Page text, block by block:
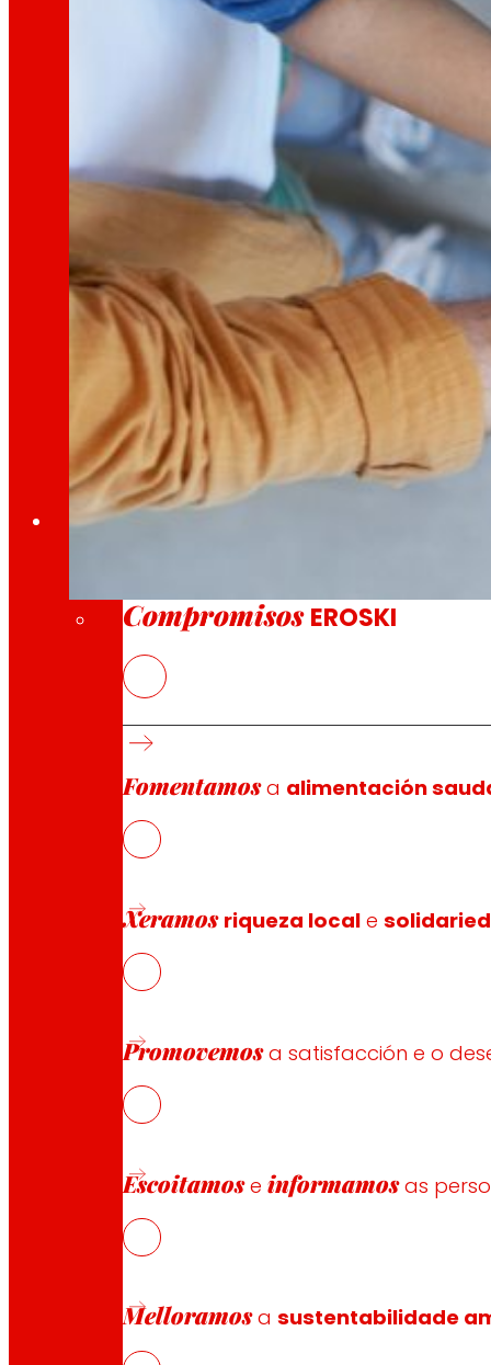
Así somos
Todo o noso ADN: unha viaxe pola misión, a
Cooperativa
Somos por e para as persoas. Descubre a
Fundación
A través da nosa Fundación impulsamos
Compromisos
Compromisos EROSKI
Fomentamosa alimentación
Xeramos riqueza local e
Promovemosa satisfacción e o
Escoitamoseinformamosas
Melloramosasustentabilidade
Promoción da Transformación
10 Abril, 2026
Coa axuda do Ministerio de Traballo e
EROSKI Corporativo
Compromisos
Emprego
Investidores